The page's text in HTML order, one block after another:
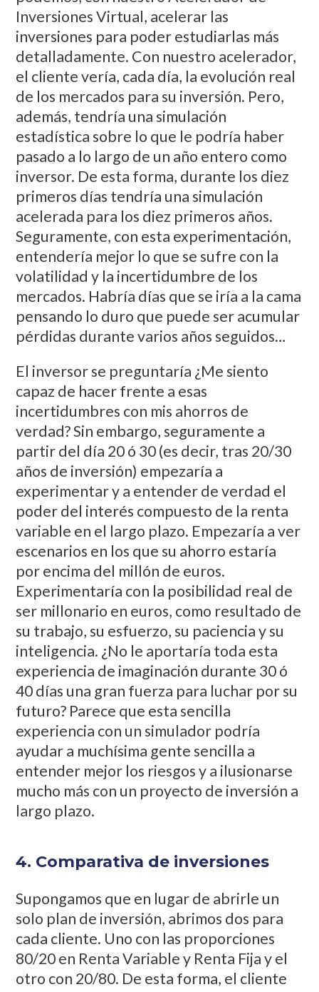
Inversiones Virtual, acelerar las
inversiones para poder estudiarlas más
detalladamente. Con nuestro acelerador,
el cliente vería, cada día, la evolución real
de los mercados para su inversión. Pero,
además, tendría una simulación
estadística sobre lo que le podría haber
pasado a lo largo de un año entero como
inversor. De esta forma, durante los diez
primeros días tendría una simulación
acelerada para los diez primeros años.
Seguramente, con esta experimentación,
entendería mejor lo que se sufre con la
volatilidad y la incertidumbre de los
mercados. Habría días que se iría a la cama
pensando lo duro que puede ser acumular
pérdidas durante varios años seguidos…
El inversor se preguntaría ¿Me siento
capaz de hacer frente a esas
incertidumbres con mis ahorros de
verdad? Sin embargo, seguramente a
partir del día 20 ó 30 (es decir, tras 20/30
años de inversión) empezaría a
experimentar y a entender de verdad el
poder del interés compuesto de la renta
variable en el largo plazo. Empezaría a ver
escenarios en los que su ahorro estaría
por encima del millón de euros.
Experimentaría con la posibilidad real de
ser millonario en euros, como resultado de
su trabajo, su esfuerzo, su paciencia y su
inteligencia. ¿No le aportaría toda esta
experiencia de imaginación durante 30 ó
40 días una gran fuerza para luchar por su
futuro? Parece que esta sencilla
experiencia con un simulador podría
ayudar a muchísima gente sencilla a
entender mejor los riesgos y a ilusionarse
mucho más con un proyecto de inversión a
largo plazo.
4. Comparativa de inversiones
Supongamos que en lugar de abrirle un
solo plan de inversión, abrimos dos para
cada cliente. Uno con las proporciones
80/20 en Renta Variable y Renta Fija y el
otro con 20/80. De esta forma, el cliente